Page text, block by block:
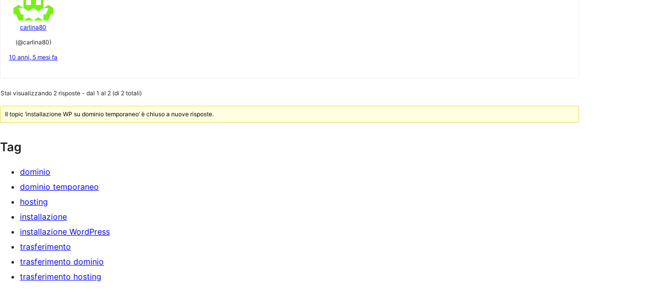
carlina80
(@carlina80)
10 anni, 5 mesi fa
Stai visualizzando 2 risposte - dal 1 al 2 (di 2 totali)
Il topic ‘installazione WP su dominio temporaneo’ è chiuso a nuove risposte.
Tag
dominio
dominio temporaneo
hosting
installazione
installazione WordPress
trasferimento
trasferimento dominio
trasferimento hosting